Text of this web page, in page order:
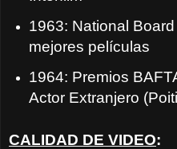
1963: National
mejores películas
1964: Premios
Actor Extranjero
CALIDAD DE VIDEO: